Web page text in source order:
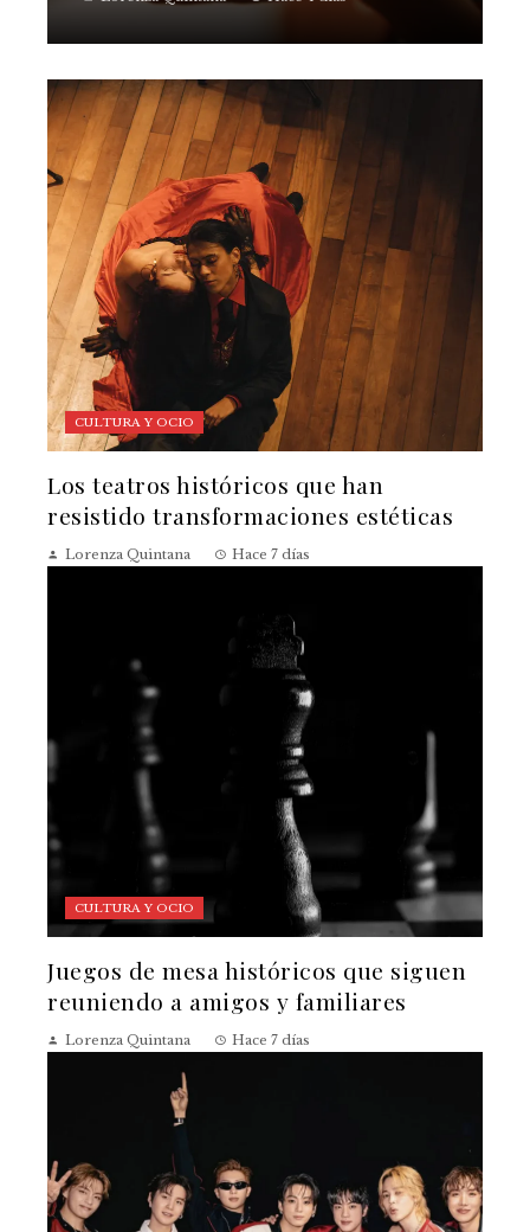
CULTURA Y OCIO
Los teatros históricos que han
resistido transformaciones estéticas
Lorenza Quintana Hace 7 días
CULTURA Y OCIO
Juegos de mesa históricos que siguen
reuniendo a amigos y familiares
Lorenza Quintana Hace 7 días